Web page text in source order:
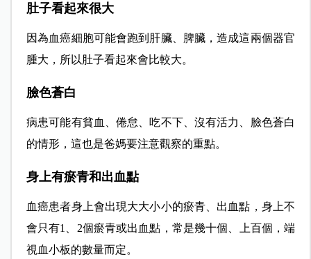
肚子看起來很大
因為血癌細胞可能會跑到肝臟、脾臟，造成這兩個器官
腫大，所以肚子看起來會比較大。
臉色蒼白
病患可能有貧血、倦怠、吃不下、沒有活力、臉色蒼白
的情形，這也是爸媽要注意觀察的重點。
身上有瘀青和出血點
血癌患者身上會出現大大小小的瘀青、出血點，身上不
會只有1、2個瘀青或出血點，常是幾十個、上百個，端
視血小板的數量而定。